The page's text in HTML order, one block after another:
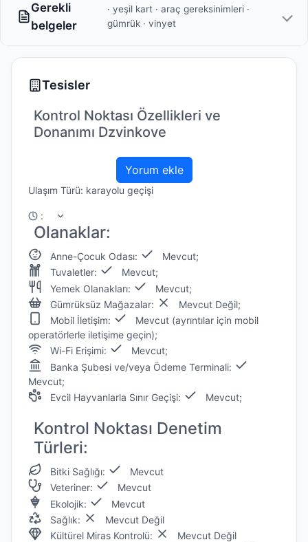
Gerekli
belgeler
· yeşil kart · araç gereksinimleri ·
gümrük · vinyet
Tesisler
Kontrol Noktası Özellikleri ve
Donanımı Dzvinkove
Yorum ekle
Ulaşım Türü: karayolu geçişi
:
Olanaklar:
Anne-Çocuk Odası:
Mevcut;
Tuvaletler:
Mevcut;
Yemek Olanakları:
Mevcut;
Gümrüksüz Mağazalar:
Mevcut Değil;
Mobil İletişim:
Mevcut (ayrıntılar için mobil
operatörlerle iletişime geçin);
Wi-Fi Erişimi:
Mevcut;
Banka Şubesi ve/veya Ödeme Terminali:
Mevcut;
Evcil Hayvanlarla Sınır Geçişi:
Mevcut;
Kontrol Noktası Denetim
Türleri:
Bitki Sağlığı:
Mevcut
Veteriner:
Mevcut
Ekolojik:
Mevcut
Sağlık:
Mevcut Değil
Kültürel Miras Kontrolü:
Mevcut Değil